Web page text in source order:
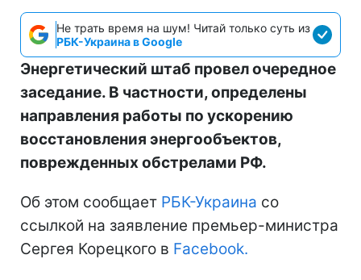
Не трать время на шум! Читай только суть из
РБК-Украина в Google
Энергетический штаб провел очередное
заседание. В частности, определены
направления работы по ускорению
восстановления энергообъектов,
поврежденных обстрелами РФ.
Об этом сообщает РБК-Украина со
ссылкой на заявление премьер-министра
Сергея Корецкого в Facebook.